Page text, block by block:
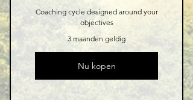
Coaching cycle designed around your
objectives
3 maanden geldig
Nu kopen